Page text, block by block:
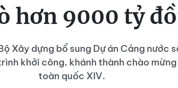
hơn 9000 tỷ
Xây dựng bổ sung Dự án Cảng nước
khởi công, khánh thành chào
toàn quốc XIV.